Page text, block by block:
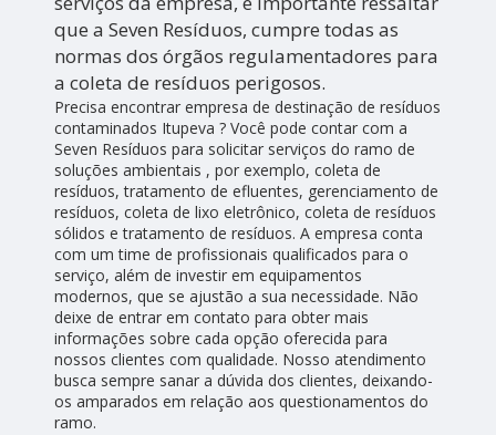
que a Seven Resíduos, cumpre todas as
normas dos órgãos regulamentadores para
a coleta de resíduos perigosos.
Precisa encontrar empresa de destinação de resíduos
contaminados Itupeva ? Você pode contar com a
Seven Resíduos para solicitar serviços do ramo de
soluções ambientais , por exemplo, coleta de
resíduos, tratamento de efluentes, gerenciamento de
resíduos, coleta de lixo eletrônico, coleta de resíduos
sólidos e tratamento de resíduos. A empresa conta
com um time de profissionais qualificados para o
serviço, além de investir em equipamentos
modernos, que se ajustão a sua necessidade. Não
deixe de entrar em contato para obter mais
informações sobre cada opção oferecida para
nossos clientes com qualidade. Nosso atendimento
busca sempre sanar a dúvida dos clientes, deixando-
os amparados em relação aos questionamentos do
ramo.